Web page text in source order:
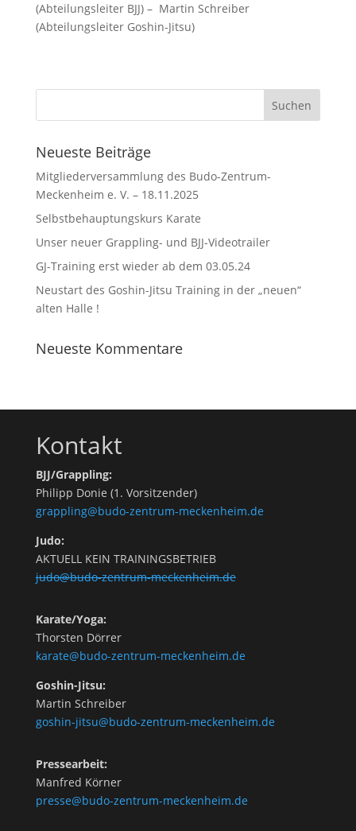
(Abteilungsleiter BJJ) – Martin Schreiber
(Abteilungsleiter Goshin-Jitsu)
Neueste Beiträge
Mitgliederversammlung des Budo-Zentrum-
Meckenheim e. V. – 18.11.2025
Selbstbehauptungskurs Karate
Unser neuer Grappling- und BJJ-Videotrailer
GJ-Training erst wieder ab dem 03.05.24
Neustart des Goshin-Jitsu Training in der „neuen“
alten Halle !
Neueste Kommentare
Kontakt
BJJ/Grappling:
Philipp Donie (1. Vorsitzender)
grappling@budo-zentrum-meckenheim.de
Judo:
AKTUELL KEIN TRAININGSBETRIEB
judo@budo-zentrum-meckenheim.de
Karate/Yoga:
Thorsten Dörrer
karate@budo-zentrum-meckenheim.de
Goshin-Jitsu:
Martin Schreiber
goshin-jitsu@budo-zentrum-meckenheim.de
Pressearbeit:
Manfred Körner
presse@budo-zentrum-meckenheim.de